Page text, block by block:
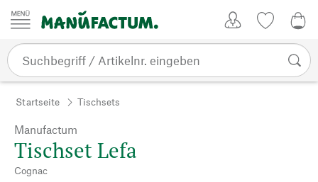
Zum Inhalt springen
Startseite Tischsets
Manufactum
Tischset Lefa
Cognac